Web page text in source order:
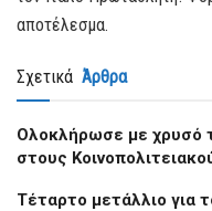
αποτέλεσμα.
Σχετικά Άρθρα
Oλοκλήρωσε με χρυσό
στους
Τέταρτο μετάλλιο για